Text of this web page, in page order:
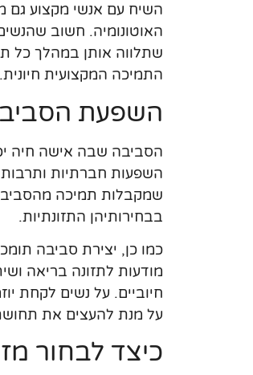
השיח עם אנשי מקצוע גם
האוטונומיה. חשוב
שתלווה אותן במהלך כל
התמיכה המקצועית חיונית.
השפעת
הסביבה שבה אישה חיה
השפעות חברתיות
שמקבלות תמיכה
בבחירותיהן התזונתיות.
כמו כן, יצירת סביבה
מודעות לתזונה בריאה
חיוביים. על נשים לקחת
על מנת להעצים את
כיצד לבחור